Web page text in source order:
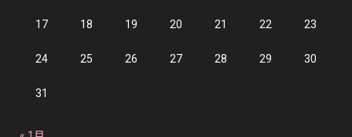
17 18 19 20 21 22 23
24 25 26 27 28 29 30
31